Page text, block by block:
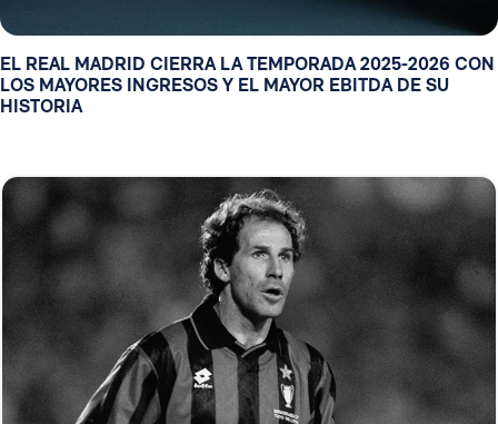
EL REAL MADRID CIERRA LA TEMPORADA 2025-2026 CON
LOS MAYORES INGRESOS Y EL MAYOR EBITDA DE SU
HISTORIA